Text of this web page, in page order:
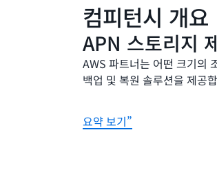
컴피턴시 개요
APN 스토리지
AWS 파트너는 어떤 크기의
백업 및 복원 솔루션을 제공
요약 보기”